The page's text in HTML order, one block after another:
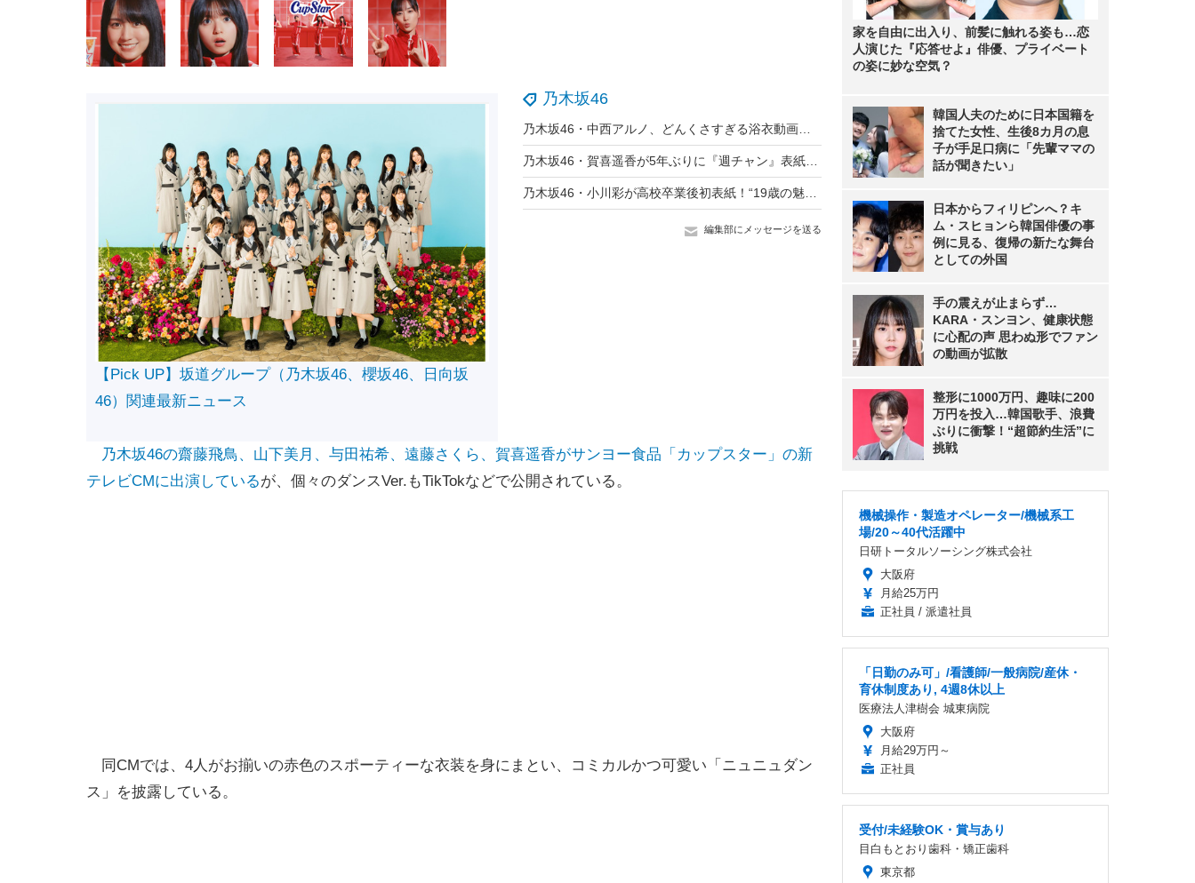
乃木坂46
編集部にメッセージを送る
【Pick UP】坂道グループ（乃木坂46、櫻坂46、日向坂
46）関連最新ニュース
乃木坂46の齋藤飛鳥、山下美月、与田祐希、遠藤さくら、賀喜遥香がサンヨー食品「カップスター」の新
テレビCMに出演しているが、個々のダンスVer.もTikTokなどで公開されている。
同CMでは、4人がお揃いの赤色のスポーティーな衣装を身にまとい、コミカルかつ可愛い「ニュニュダン
ス」を披露している。
家を自由に出入り、前髪に触れる姿も…恋
人演じた『応答せよ』俳優、プライベート
の姿に妙な空気？
韓国人夫のために日本国籍を
捨てた女性、生後8カ月の息
子が手足口病に「先輩ママの
話が聞きたい」
日本からフィリピンへ？キ
ム・スヒョンら韓国俳優の事
例に見る、復帰の新たな舞台
としての外国
手の震えが止まらず…
KARA・スンヨン、健康状態
に心配の声 思わぬ形でファン
の動画が拡散
整形に1000万円、趣味に200
万円を投入…韓国歌手、浪費
ぶりに衝撃！“超節約生活”に
挑戦
機械操作・製造オペレーター/機械系工
場/20～40代活躍中
日研トータルソーシング株式会社
大阪府
月給25万円
正社員 / 派遣社員
「日勤のみ可」/看護師/一般病院/産休・
育休制度あり, 4週8休以上
医療法人津樹会 城東病院
大阪府
月給29万円～
正社員
受付/未経験OK・賞与あり
目白もとおり歯科・矯正歯科
東京都